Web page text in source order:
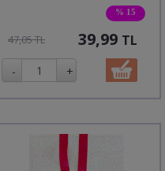
% 15
47,05 TL 39,99 TL